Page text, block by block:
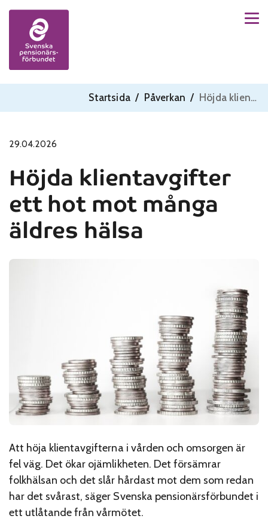
Skip to content
Startsida / Påverkan / Höjda klientavgifter ett hot mot många äldres hälsa
29.04.2026
Höjda klientavgifter
ett hot mot många
äldres hälsa
Att höja klientavgifterna i vården och omsorgen är
fel väg. Det ökar ojämlikheten. Det försämrar
folkhälsan och det slår hårdast mot dem som redan
har det svårast, säger Svenska pensionärsförbundet i
ett utlåtande från vårmötet.